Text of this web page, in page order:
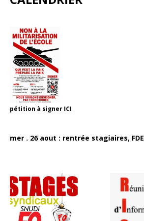
pétition à signer ICI
mer . 26 aout : rentrée stagiaires, FDE